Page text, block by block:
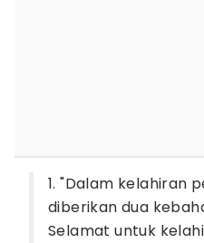
1. "Dalam kelahiran
diberikan dua
Selamat untuk